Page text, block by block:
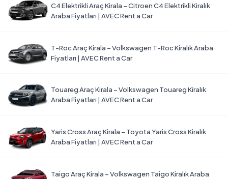
C4 Elektrikli Araç Kirala – Citroen C4 Elektrikli Kiralık
Araba Fiyatları | AVEC Rent a Car
T-Roc Araç Kirala – Volkswagen T-Roc Kiralık Araba
Fiyatları | AVEC Rent a Car
Touareg Araç Kirala – Volkswagen Touareg Kiralık
Araba Fiyatları | AVEC Rent a Car
Yaris Cross Araç Kirala – Toyota Yaris Cross Kiralık
Araba Fiyatları | AVEC Rent a Car
Taigo Araç Kirala – Volkswagen Taigo Kiralık Araba